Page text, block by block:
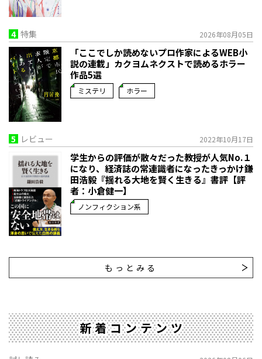
4 特集 2026年08月05日
「ここでしか読めないプロ作家によるWEB小
説の連載」――カクヨムネクストで読めるホラー
作品5選
ミステリ ホラー
5 レビュー 2022年10月17日
学生からの評価が散々だった教授が人気No.１
になり、経済誌の常連識者になったきっかけ――鎌
田浩毅『揺れる大地を賢く生きる』書評【評
者：小倉健一】
ノンフィクション系
もっとみる
新着コンテンツ